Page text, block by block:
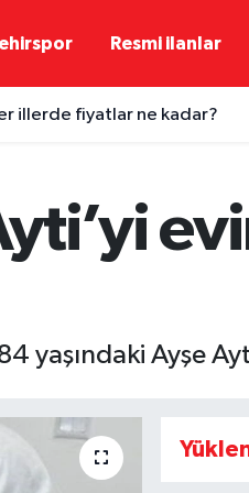
Resmi ilanlar
illerde fiyatlar ne kadar?
yaşındaki Ayşe